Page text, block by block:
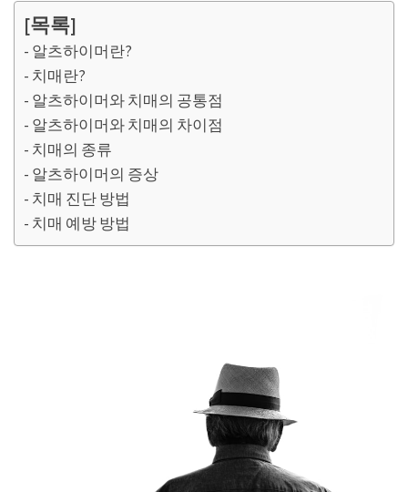
[목록]
알츠하이머란?
치매란?
알츠하이머와 치매의 공통점
알츠하이머와 치매의 차이점
치매의 종류
알츠하이머의 증상
치매 진단 방법
치매 예방 방법